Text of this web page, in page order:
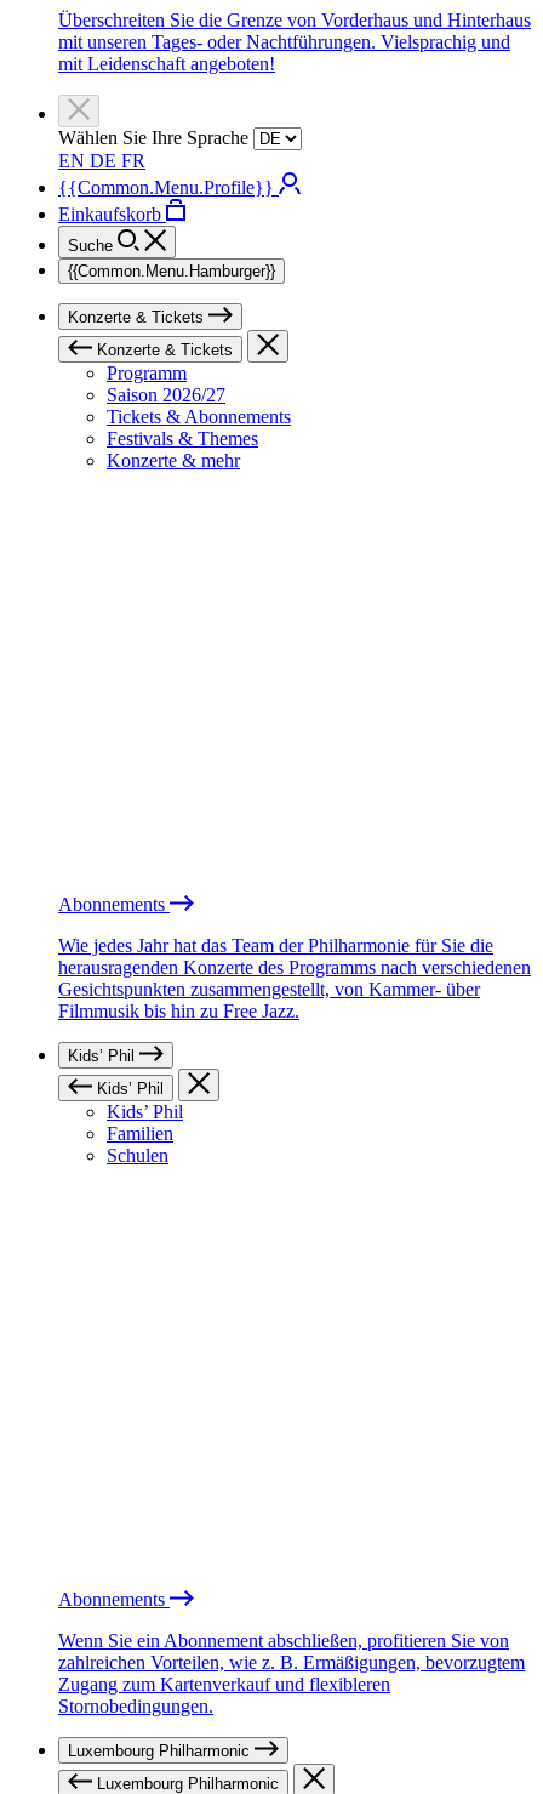
Überschreiten Sie die Grenze von Vorderhaus und Hinterhaus
mit unseren Tages- oder Nachtführungen. Vielsprachig und
mit Leidenschaft angeboten!
Wählen Sie Ihre Sprache
EN DE FR
{{Common.Menu.Profile}}
Einkaufskorb
Suche
{{Common.Menu.Hamburger}}
Konzerte & Tickets
Konzerte & Tickets
Programm
Saison 2026/27
Tickets & Abonnements
Festivals & Themes
Konzerte & mehr
Abonnements
Wie jedes Jahr hat das Team der Philharmonie für Sie die
herausragenden Konzerte des Programms nach verschiedenen
Gesichtspunkten zusammengestellt, von Kammer- über
Filmmusik bis hin zu Free Jazz.
Kids’ Phil
Kids’ Phil
Kids’ Phil
Familien
Schulen
Abonnements
Wenn Sie ein Abonnement abschließen, profitieren Sie von
zahlreichen Vorteilen, wie z. B. Ermäßigungen, bevorzugtem
Zugang zum Kartenverkauf und flexibleren
Stornobedingungen.
Luxembourg Philharmonic
Luxembourg Philharmonic